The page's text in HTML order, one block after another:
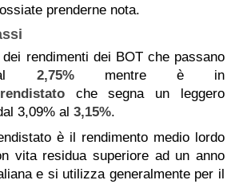
prenderne nota.
rendimenti dei BOT che passano
al 2,75%mentre è in
rendistatoche segna un leggero
3,09% al 3,15%.
è il rendimento medio lordo
vita residua superiore ad un anno
e si utilizza generalmente per il